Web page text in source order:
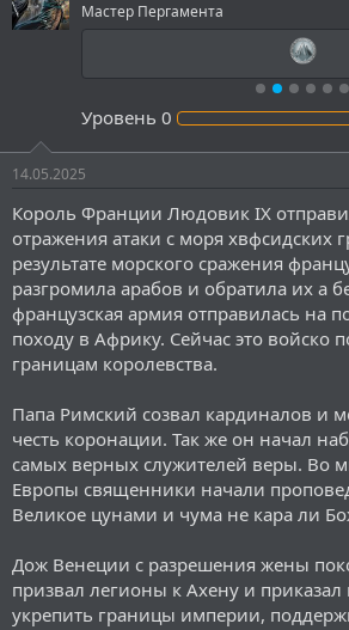
Мастер Пергамента
Уровень 0
14.05.2025
Король Франции Людовик IX
отражения атаки с моря хвфсидских
результате морского сражения
разгромила арабов и обратила их а
французская армия отправилась на
походу в Африку. Сейчас это
границам королевства.
Папа Римский созвал кардиналов и
честь коронации. Так же он начал
самых верных служителей веры. Во
Европы священники начали
Великое цунами и чума не кара ли
Дож Венеции с разрешения жены
призвал легионы к Ахену и
укрепить границы империи,